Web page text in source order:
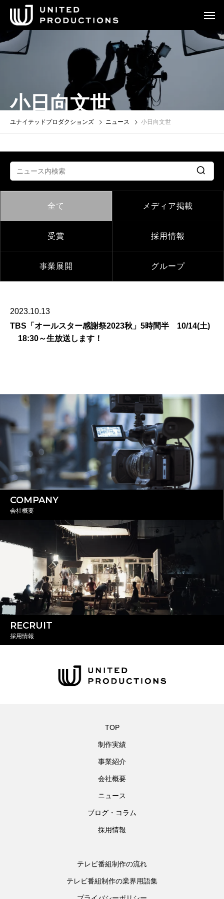
小日向文世
ユナイテッドプロダクションズ ニュース 小日向文世
全て メディア掲載
受賞 採用情報
事業展開 グループ
2023.10.13
TBS「オールスター感謝祭2023秋」5時間半 10/14(土)
18:30～生放送します！
COMPANY
会社概要
RECRUIT
採用情報
TOP
制作実績
事業紹介
会社概要
ニュース
ブログ・コラム
採用情報
テレビ番組制作の流れ
テレビ番組制作の業界用語集